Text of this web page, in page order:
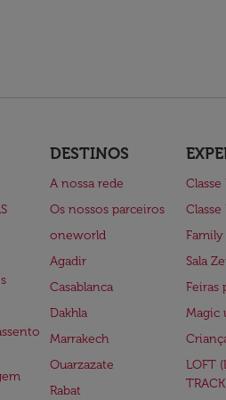
DESTINOS
A nossa rede
Os nossos parceiros
oneworld
Agadir
Casablanca
Dakhla
Marrakech
Ouarzazate
Rabat
Family
Sala
Feiras
Magic
LOFT